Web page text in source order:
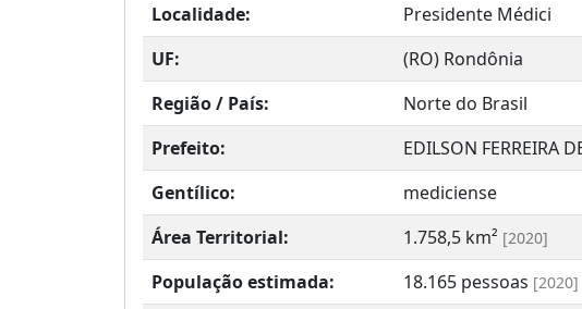
Localidade:
Presidente Médici
UF:
(RO) Rondônia
Região / País:
Norte do Brasil
Prefeito:
EDILSON FERREIRA
Gentílico:
mediciense
Área Territorial:
1.758,5 km² [2020]
População estimada: 18.165 pessoas [2020]